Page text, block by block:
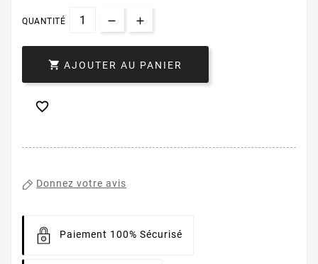
QUANTITÉ
 AJOUTER AU PANIER

Donnez votre avis
Paiement 100% Sécurisé